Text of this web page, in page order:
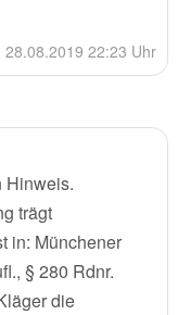
28.08.2019 22:23 Uhr
Hinweis.
trägt
in: Münchener
§ 280 Rdnr.
die